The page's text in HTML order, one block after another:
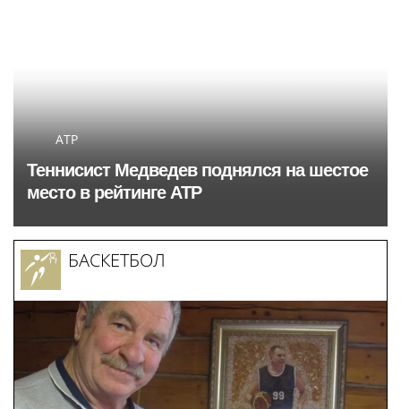
ATP
Теннисист Медведев поднялся на шестое
место в рейтинге ATP
БАСКЕТБОЛ